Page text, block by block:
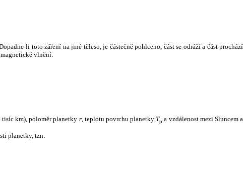
li toto záření na jiné těleso, je částečně pohlceno, část se odráží a část prochází
vlnění.
km), poloměr planetky r, teplotu povrchu planetky Tp a vzdálenost mezi Sluncem a
planetky, tzn.